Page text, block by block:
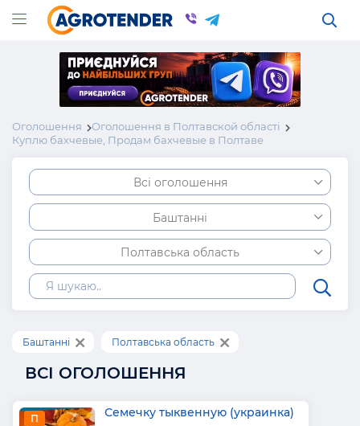
Оголошення
Оголошення в Полтавской області
Куплю бахчевые, Продам бахчевые в Полтаве
Всі оголошення
Баштанні
Полтавська область
Баштанні Полтавська область
ВСІ ОГОЛОШЕННЯ
П Семечку тыквенную (украинка)